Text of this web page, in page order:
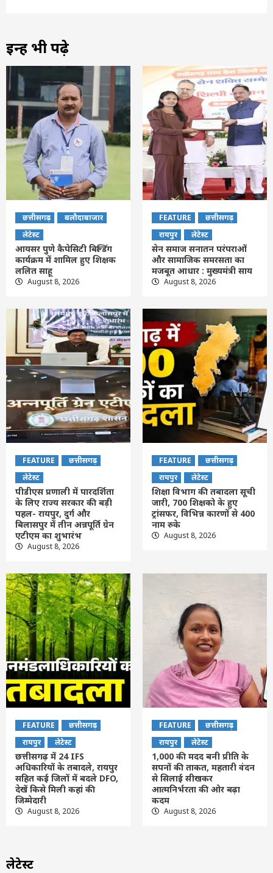
इन्हें भी पढ़े
छत्तीसगढ़
बलौदाबाजार
लेटेस्ट
आयसर पुणे कैपेसिटी बिल्डिंग
कार्यक्रम में शामिल हुए शिक्षक
ललित साहू
August 8, 2026
FEATURE
छत्तीसगढ़
रायपुर
लेटेस्ट
सेन समाज सनातन परंपराओं
और सामाजिक समरसता का
मजबूत आधार : मुख्यमंत्री साय
August 8, 2026
FEATURE
छत्तीसगढ़
लेटेस्ट
पीडीएस प्रणाली में पारदर्शिता
के लिए राज्य सरकार की बड़ी
पहल- रायपुर, दुर्ग और
बिलासपुर में तीन अन्नपूर्ति ग्रेन
एटीएम का शुभारंभ
August 8, 2026
FEATURE
छत्तीसगढ़
रायपुर
लेटेस्ट
शिक्षा विभाग की तबादला सूची
जारी, 700 शिक्षको के हुए
ट्रांसफर, विभिन्न कारणों से 400
नाम रुके
August 8, 2026
FEATURE
छत्तीसगढ़
रायपुर
लेटेस्ट
छत्तीसगढ़ में 24 IFS
अधिकारियों के तबादले, रायपुर
सहित कई जिलों में बदले DFO,
देखें किसे मिली कहां की
जिम्मेदारी
August 8, 2026
FEATURE
छत्तीसगढ़
रायपुर
लेटेस्ट
1,000 की मदद बनी प्रीति के
सपनों की ताकत, महतारी वंदन
से सिलाई सीखकर
आत्मनिर्भरता की ओर बढ़ा
कदम
August 8, 2026
लेटेस्ट